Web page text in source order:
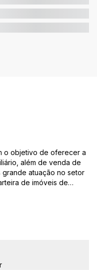
o objetivo de oferecer a
além de venda de
grande atuação no setor
de imóveis de
nossa Missão, Visão e